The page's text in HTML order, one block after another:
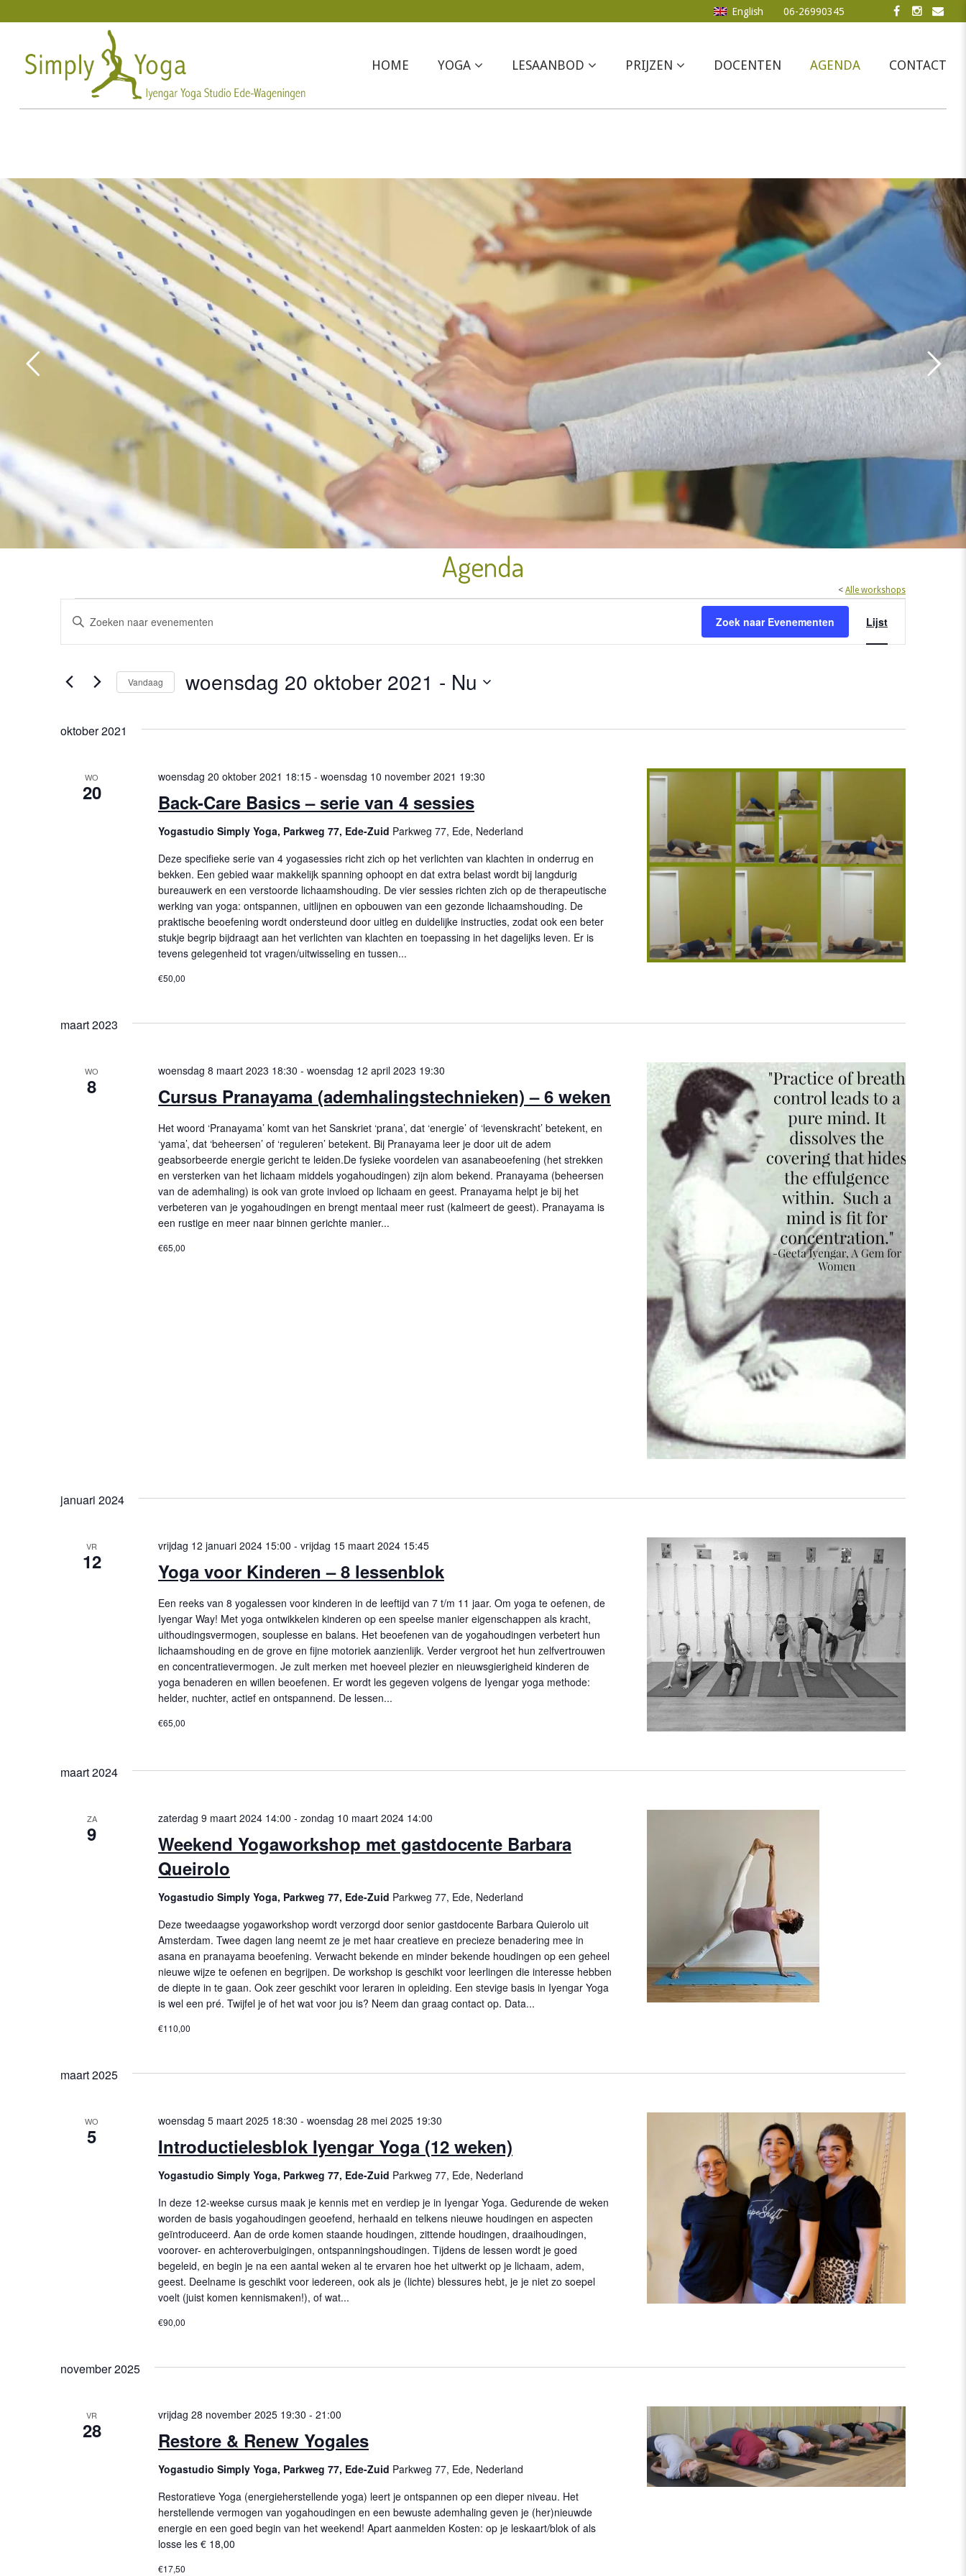
English 06-26990345
HOME YOGA LESAANBOD PRIJZEN DOCENTEN AGENDA CONTACT
Agenda
< Alle workshops
Evenementen
Zoeken
weergeven
Vul
in.
Evenementen
keyword.
Zoek naar Evenementen
weergaven
navigatie
Lijst
Vandaag woensdag 20 oktober 2021 - Nu
oktober 2021
WO
20 Back-Care Basics – serie van 4 sessies
woensdag 20 oktober 2021 18:15- woensdag 10 november 2021 19:30
Yogastudio Simply Yoga, Parkweg 77, Ede-Zuid Parkweg 77, Ede, Nederland
Deze specifieke serie van 4 yogasessies richt zich op het verlichten van klachten in onderrug en
bekken. Een gebied waar makkelijk spanning ophoopt en dat extra belast wordt bij langdurig
bureauwerk en een verstoorde lichaamshouding. De vier sessies richten zich op de therapeutische
werking van yoga: ontspannen, uitlijnen en opbouwen van een gezonde lichaamshouding. De
praktische beoefening wordt ondersteund door uitleg en duidelijke instructies, zodat ook een beter
stukje begrip bijdraagt aan het verlichten van klachten en toepassing in het dagelijks leven. Er is
tevens gelegenheid tot vragen/uitwisseling en tussen...
€50,00
maart 2023
WO
8 Cursus Pranayama (ademhalingstechnieken) – 6 weken
woensdag 8 maart 2023 18:30 - woensdag 12 april 2023 19:30
Het woord ‘Pranayama’ komt van het Sanskriet ‘prana’, dat ‘energie’ of ‘levenskracht’ betekent, en
‘yama’, dat ‘beheersen’ of ‘reguleren’ betekent. Bij Pranayama leer je door uit de adem
geabsorbeerde energie gericht te leiden.De fysieke voordelen van asanabeoefening (het strekken
en versterken van het lichaam middels yogahoudingen) zijn alom bekend. Pranayama (beheersen
van de ademhaling) is ook van grote invloed op lichaam en geest. Pranayama helpt je bij het
verbeteren van je yogahoudingen en brengt mentaal meer rust (kalmeert de geest). Pranayama is
een rustige en meer naar binnen gerichte manier...
€65,00
januari 2024
VR
12 Yoga voor Kinderen – 8 lessenblok
vrijdag 12 januari 2024 15:00 - vrijdag 15 maart 2024 15:45
Een reeks van 8 yogalessen voor kinderen in de leeftijd van 7 t/m 11 jaar. Om yoga te oefenen, de
Iyengar Way! Met yoga ontwikkelen kinderen op een speelse manier eigenschappen als kracht,
uithoudingsvermogen, souplesse en balans. Het beoefenen van de yogahoudingen verbetert hun
lichaamshouding en de grove en fijne motoriek aanzienlijk. Verder vergroot het hun zelfvertrouwen
en concentratievermogen. Je zult merken met hoeveel plezier en nieuwsgierigheid kinderen de
yoga benaderen en willen beoefenen. Er wordt les gegeven volgens de Iyengar yoga methode:
helder, nuchter, actief en ontspannend. De lessen...
€65,00
maart 2024
ZA
9
Weekend Yogaworkshop met gastdocente Barbara
Queirolo
zaterdag 9 maart 2024 14:00 - zondag 10 maart 2024 14:00
Yogastudio Simply Yoga, Parkweg 77, Ede-Zuid Parkweg 77, Ede, Nederland
Deze tweedaagse yogaworkshop wordt verzorgd door senior gastdocente Barbara Quierolo uit
Amsterdam. Twee dagen lang neemt ze je met haar creatieve en precieze benadering mee in
asana en pranayama beoefening. Verwacht bekende en minder bekende houdingen op een geheel
nieuwe wijze te oefenen en begrijpen. De workshop is geschikt voor leerlingen die interesse hebben
de diepte in te gaan. Ook zeer geschikt voor leraren in opleiding. Een stevige basis in Iyengar Yoga
is wel een pré. Twijfel je of het wat voor jou is? Neem dan graag contact op. Data...
€110,00
maart 2025
WO
5 Introductielesblok Iyengar Yoga (12 weken)
woensdag 5 maart 2025 18:30 - woensdag 28 mei 2025 19:30
Yogastudio Simply Yoga, Parkweg 77, Ede-Zuid Parkweg 77, Ede, Nederland
In deze 12-weekse cursus maak je kennis met en verdiep je in Iyengar Yoga. Gedurende de weken
worden de basis yogahoudingen geoefend, herhaald en telkens nieuwe houdingen en aspecten
geïntroduceerd. Aan de orde komen staande houdingen, zittende houdingen, draaihoudingen,
voorover- en achteroverbuigingen, ontspanningshoudingen. Tijdens de lessen wordt je goed
begeleid, en begin je na een aantal weken al te ervaren hoe het uitwerkt op je lichaam, adem,
geest. Deelname is geschikt voor iedereen, ook als je (lichte) blessures hebt, je je niet zo soepel
voelt (juist komen kennismaken!), of wat...
€90,00
november 2025
VR
28 Restore & Renew Yogales
vrijdag 28 november 2025 19:30 - 21:00
Yogastudio Simply Yoga, Parkweg 77, Ede-Zuid Parkweg 77, Ede, Nederland
Restoratieve Yoga (energieherstellende yoga) leert je ontspannen op een dieper niveau. Het
herstellende vermogen van yogahoudingen en een bewuste ademhaling geven je (her)nieuwde
energie en een goed begin van het weekend! Apart aanmelden Kosten: op je leskaart/blok of als
losse les € 18,00
€17,50